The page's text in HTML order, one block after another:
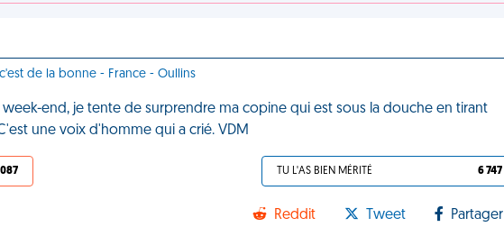
de la bonne - France - Oullins
end, je tente de surprendre ma copine qui est sous la douche en tirant
une voix d'homme qui a crié. VDM
TU L'AS BIEN MÉRITÉ 6 747
Reddit Tweet Partager